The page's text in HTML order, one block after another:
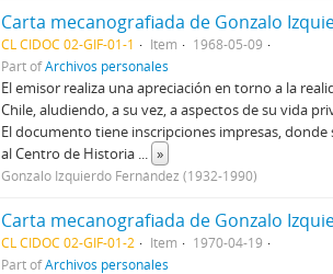
CL CIDOC 02-GIF-01-1 Item
1968-05-09
Part ofArchivos personales
El emisor realiza una apreciación en torno a la
Chile, aludiendo, a su vez, a aspectos de su vida
El documento tiene inscripciones impresas,
al Centro de Historia ... »
Gonzalo Izquierdo Fernández (1932-1990)
CL CIDOC 02-GIF-01-2 Item
1970-04-19
Part ofArchivos personales